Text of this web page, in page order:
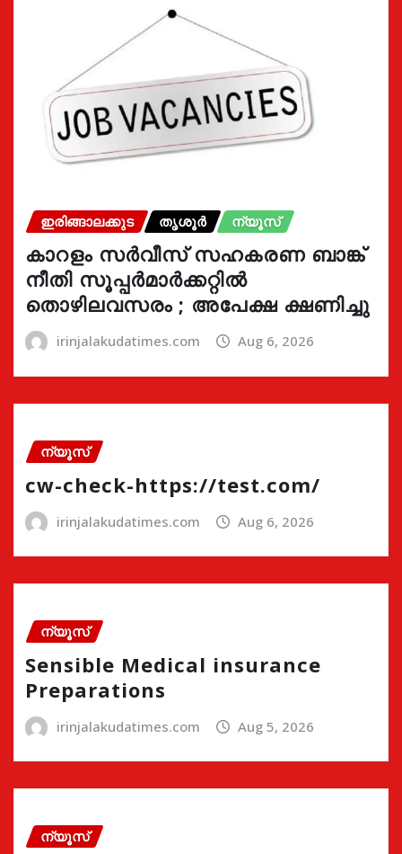
ഇരിങ്ങാലക്കുട തൃശൂർ ന്യൂസ്
കാറളം സർവീസ് സഹകരണ ബാങ്ക്
നീതി സൂപ്പർമാർക്കറ്റിൽ
തൊഴിലവസരം ; അപേക്ഷ ക്ഷണിച്ചു
irinjalakudatimes.com Aug 6, 2026
ന്യൂസ്
cw-check-https://test.com/
irinjalakudatimes.com Aug 6, 2026
ന്യൂസ്
Sensible Medical insurance
Preparations
irinjalakudatimes.com Aug 5, 2026
ന്യൂസ്